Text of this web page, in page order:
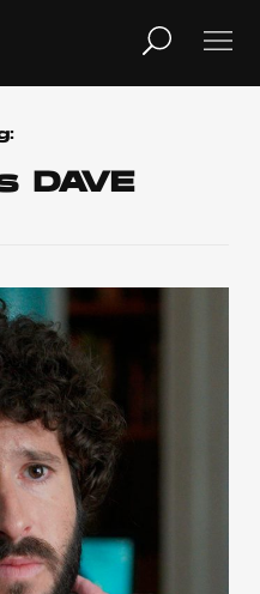
DAVE